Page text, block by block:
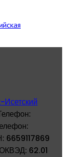
Исетский
6659117869
ОКВЭД: 62.01